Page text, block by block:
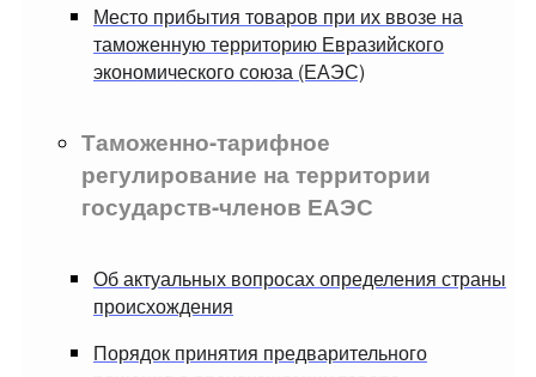
Место прибытия товаров при их ввозе на
таможенную территорию Евразийского
экономического союза (ЕАЭС)
Таможенно-тарифное
регулирование на территории
государств-членов ЕАЭС
Об актуальных вопросах определения страны
происхождения
Порядок принятия предварительного